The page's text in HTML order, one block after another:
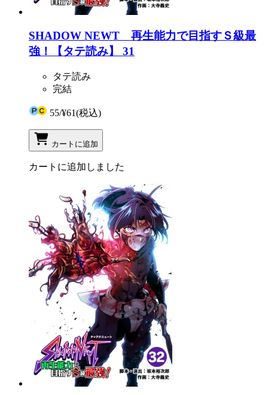
SHADOW NEWT 再生能力で目指すＳ級最
強！【タテ読み】 31
タテ読み
完結
55/¥61(税込)
カートに追加
カートに追加しました